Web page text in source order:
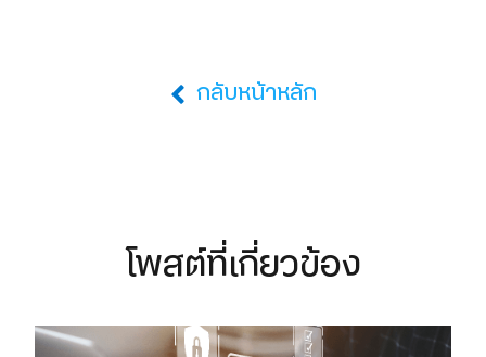
กลับหน้าหลัก
โพสต์ที่เกี่ยวข้อง